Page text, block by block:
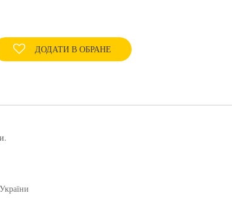
ДОДАТИ В ОБРАНЕ